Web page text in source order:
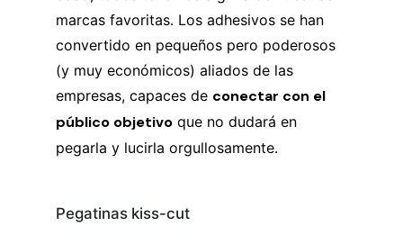
marcas favoritas. Los adhesivos se han
convertido en pequeños pero poderosos
(y muy económicos) aliados de las
empresas, capaces de conectar con el
público objetivo que no dudará en
pegarla y lucirla orgullosamente.
Pegatinas kiss-cut